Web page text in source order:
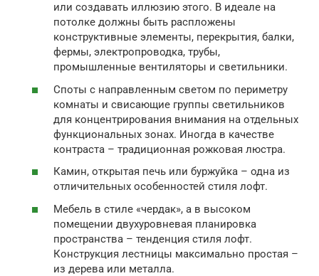
или создавать иллюзию этого. В идеале на
потолке должны быть распложены
конструктивные элементы, перекрытия, балки,
фермы, электропроводка, трубы,
промышленные вентиляторы и светильники.
Споты с направленным светом по периметру
комнаты и свисающие группы светильников
для концентрирования внимания на отдельных
функциональных зонах. Иногда в качестве
контраста – традиционная рожковая люстра.
Камин, открытая печь или буржуйка – одна из
отличительных особенностей стиля лофт.
Мебель в стиле «чердак», а в высоком
помещении двухуровневая планировка
пространства – тенденция стиля лофт.
Конструкция лестницы максимально простая –
из дерева или металла.